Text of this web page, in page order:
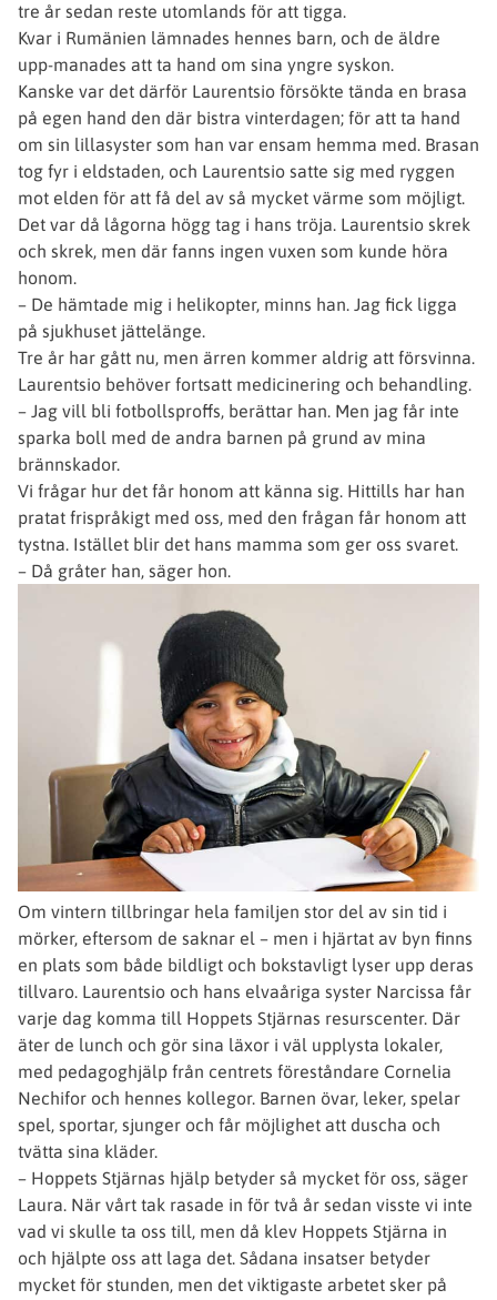
tre år sedan reste utomlands för att tigga.
Kvar i Rumänien lämnades hennes barn, och de äldre
upp-manades att ta hand om sina yngre syskon.
Kanske var det därför Laurentsio försökte tända en brasa
på egen hand den där bistra vinterdagen; för att ta hand
om sin lillasyster som han var ensam hemma med. Brasan
tog fyr i eldstaden, och Laurentsio satte sig med ryggen
mot elden för att få del av så mycket värme som möjligt.
Det var då lågorna högg tag i hans tröja. Laurentsio skrek
och skrek, men där fanns ingen vuxen som kunde höra
honom.
– De hämtade mig i helikopter, minns han. Jag fick ligga
på sjukhuset jättelänge.
Tre år har gått nu, men ärren kommer aldrig att försvinna.
Laurentsio behöver fortsatt medicinering och behandling.
– Jag vill bli fotbollsproffs, berättar han. Men jag får inte
sparka boll med de andra barnen på grund av mina
brännskador.
Vi frågar hur det får honom att känna sig. Hittills har han
pratat frispråkigt med oss, med den frågan får honom att
tystna. Istället blir det hans mamma som ger oss svaret.
– Då gråter han, säger hon.
Om vintern tillbringar hela familjen stor del av sin tid i
mörker, eftersom de saknar el – men i hjärtat av byn finns
en plats som både bildligt och bokstavligt lyser upp deras
tillvaro. Laurentsio och hans elvaåriga syster Narcissa får
varje dag komma till Hoppets Stjärnas resurscenter. Där
äter de lunch och gör sina läxor i väl upplysta lokaler,
med pedagoghjälp från centrets föreståndare Cornelia
Nechifor och hennes kollegor. Barnen övar, leker, spelar
spel, sportar, sjunger och får möjlighet att duscha och
tvätta sina kläder.
– Hoppets Stjärnas hjälp betyder så mycket för oss, säger
Laura. När vårt tak rasade in för två år sedan visste vi inte
vad vi skulle ta oss till, men då klev Hoppets Stjärna in
och hjälpte oss att laga det. Sådana insatser betyder
mycket för stunden, men det viktigaste arbetet sker på